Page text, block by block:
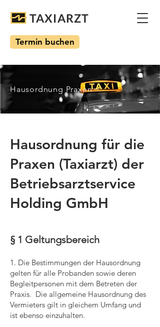
TAXIARZT
Termin buchen
Hausordnung Praxen
Hausordnung für die
Praxen (Taxiarzt) der
Betriebsarztservice
Holding GmbH​
§ 1 Geltungsbereich
1. Die Bestimmungen der Hausordnung
gelten für alle Probanden sowie deren
Begleitpersonen mit dem Betreten der
Praxis. Die allgemeine Hausordnung des
Vermieters gilt in gleichem Umfang und
ist ebenso einzuhalten.